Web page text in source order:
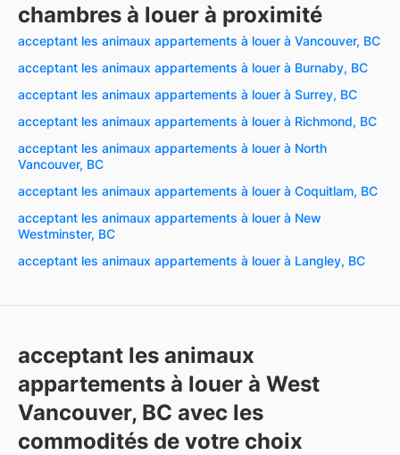
chambres à louer à proximité
acceptant les animaux appartements à louer à Vancouver, BC
acceptant les animaux appartements à louer à Burnaby, BC
acceptant les animaux appartements à louer à Surrey, BC
acceptant les animaux appartements à louer à Richmond, BC
acceptant les animaux appartements à louer à North
Vancouver, BC
acceptant les animaux appartements à louer à Coquitlam, BC
acceptant les animaux appartements à louer à New
Westminster, BC
acceptant les animaux appartements à louer à Langley, BC
acceptant les animaux
appartements à louer à West
Vancouver, BC avec les
commodités de votre choix